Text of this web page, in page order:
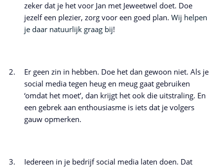
zeker dat je het voor Jan met Jeweetwel doet. Doe
jezelf een plezier, zorg voor een goed plan. Wij helpen
je daar natuurlijk graag bij!
Er geen zin in hebben. Doe het dan gewoon niet. Als je
social media tegen heug en meug gaat gebruiken
‘omdat het moet’, dan krijgt het ook die uitstraling. En
een gebrek aan enthousiasme is iets dat je volgers
gauw opmerken.
Iedereen in je bedrijf social media laten doen. Dat